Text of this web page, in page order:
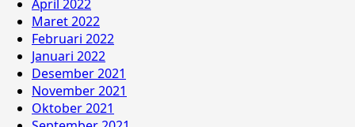
April 2022
Maret 2022
Februari 2022
Januari 2022
Desember 2021
November 2021
Oktober 2021